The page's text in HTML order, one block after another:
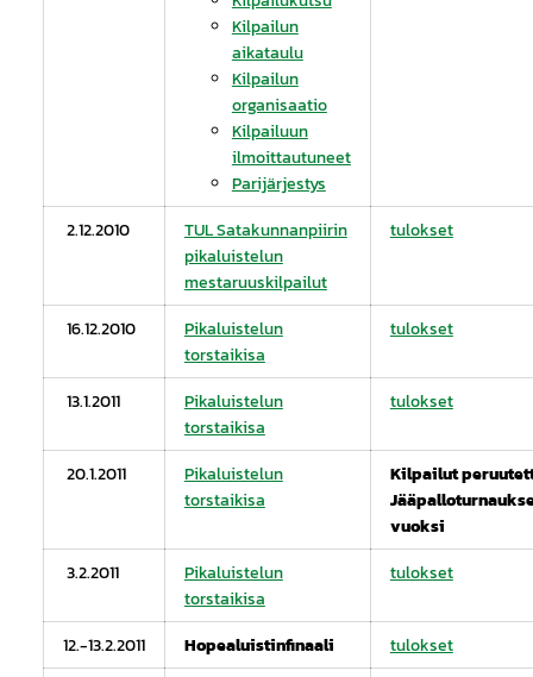
Kilpailun
aikataulu
Kilpailun
organisaatio
Kilpailuun
ilmoittautuneet
Parijärjestys
2.12.2010
TUL Satakunnanpiirin
pikaluistelun
mestaruuskilpailut
tulokset
16.12.2010
Pikaluistelun
torstaikisa
tulokset
13.1.2011
Pikaluistelun
torstaikisa
tulokset
20.1.2011
Pikaluistelun
torstaikisa
Kilpailut
vuoksi
3.2.2011
Pikaluistelun
torstaikisa
tulokset
12.-13.2.2011 Hopealuistinfinaali
tulokset